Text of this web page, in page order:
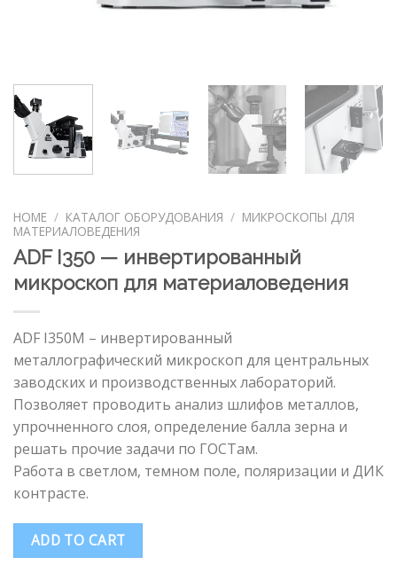
HOME / КАТАЛОГ ОБОРУДОВАНИЯ / МИКРОСКОПЫ ДЛЯ
МАТЕРИАЛОВЕДЕНИЯ
ADF I350 — инвертированный
микроскоп для материаловедения
ADF I350M – инвертированный
металлографический микроскоп для центральных
заводских и производственных лабораторий.
Позволяет проводить анализ шлифов металлов,
упрочненного слоя, определение балла зерна и
решать прочие задачи по ГОСТам.
Работа в светлом, темном поле, поляризации и ДИК
контрасте.
ADD TO CART